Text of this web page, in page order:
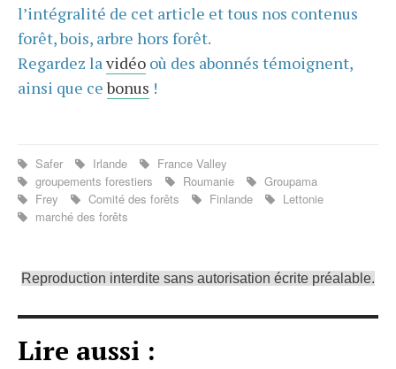
l’intégralité de cet article et tous nos contenus
forêt, bois, arbre hors forêt.
Regardez lavidéo où des abonnés témoignent,
ainsi que cebonus !
Safer Irlande
France Valley
groupements forestiers
Roumanie
Groupama
Frey
Comité des forêts Finlande
Lettonie
marché des forêts
Reproduction interdite sans autorisation écrite préalable.
Lire aussi :